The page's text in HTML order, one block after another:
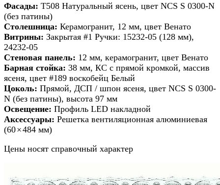
Фасады: Т508 Натуральный ясень, цвет NCS S 0300-N
(без патины)
Столешница: Керамогранит, 12 мм, цвет Венато
Витрины: Закрытая #1 Ручки: 15232-05 (128 мм),
24232-05
Стеновая панель: 12 мм, керамогранит, цвет Венато
Барная стойка: 38 мм, КС с прямой кромкой, массив
ясеня, цвет #189 воскобейц Белый
Цоколь: Прямой, ДСП / шпон ясеня, цвет NCS S 0300-
N (без патины), высота 97 мм
Освещение: Профиль LED накладной
Аксессуары: Решетка вентиляционная алюминиевая
(60 × 484 мм)
Цены носят справочный характер